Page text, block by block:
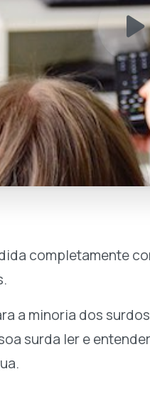
completamente
a minoria dos
surda ler e